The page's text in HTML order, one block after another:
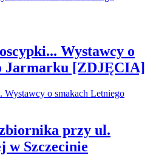
Wystawcy o
Jarmarku [ZDJĘCIA]
przy ul.
w Szczecinie